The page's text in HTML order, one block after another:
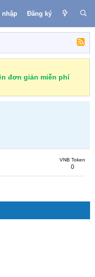
nhập Đăng ký
đơn giản miễn phí
VNB Token
0